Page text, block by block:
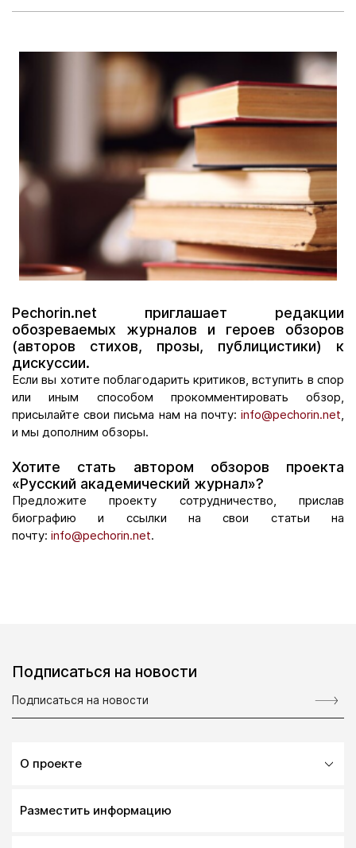
Pechorin.net приглашает редакции
обозреваемых журналов и героев обзоров
(авторов стихов, прозы, публицистики) к
дискуссии.
Если вы хотите поблагодарить критиков, вступить в спор
или иным способом прокомментировать обзор,
присылайте свои письма нам на почту: info@pechorin.net
и мы дополним обзоры.
Хотите стать автором обзоров проекта
«Русский академический журнал»?
Предложите проекту сотрудничество, прислав
биографию и ссылки на свои статьи на
почту: info@pechorin.net.
Подписаться на новости
О проекте
Разместить информацию